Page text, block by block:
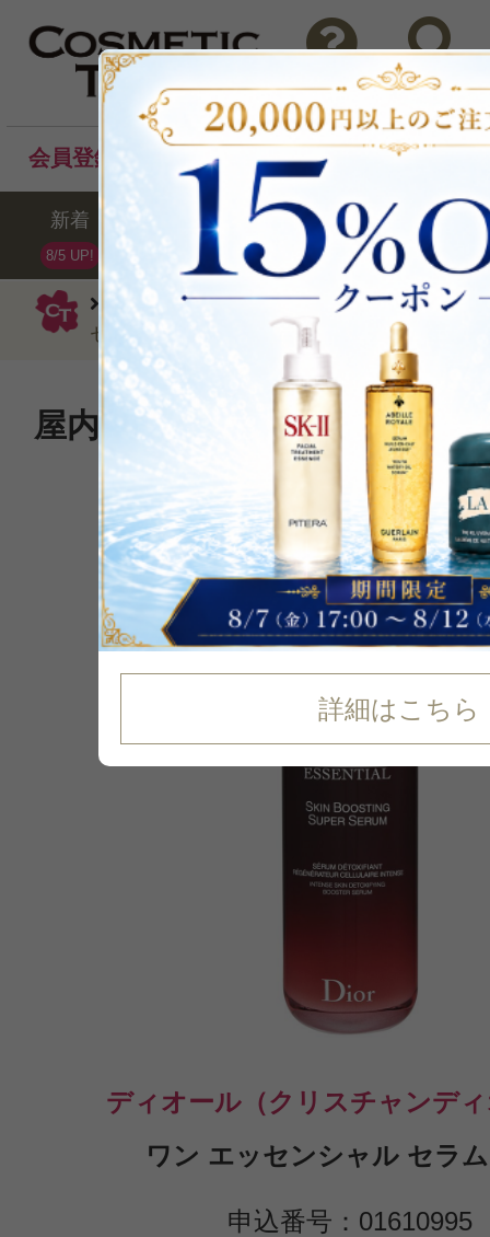
ディオール（クリスチャンディオール）
センシャル セラム75ml
問い合わせ 検索
会員登録後のお買い物でポイントプレゼント！
新着
8/5 UP!
セール ランキング ブ
詳細はこちら
屋内外のあらゆる有害物質を
きに満ちた肌へ
P可
6%
OFF
ディオール（クリスチャンデ
ワン エッセンシャル セラ
申込番号：01610995